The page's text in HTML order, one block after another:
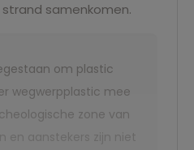
samenkomen.
om plastic
wegwerpplastic mee
zone van
en aanstekers zijn niet